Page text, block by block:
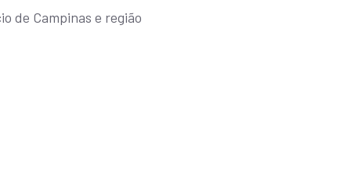
de Campinas e região